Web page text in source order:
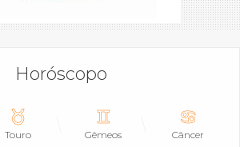
Horóscopo
Touro Gêmeos Câncer